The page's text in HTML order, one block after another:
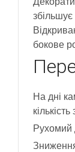
бокове
На дні
Рухомий